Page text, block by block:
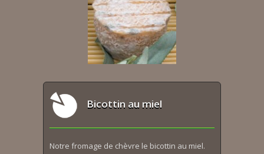
Bicottin au miel
Notre fromage de chèvre le bicottin au miel.